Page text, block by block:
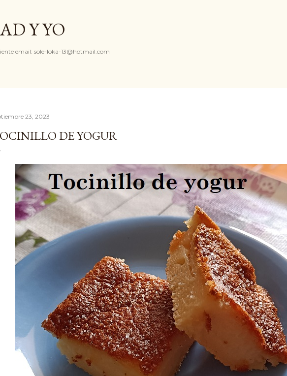
Y YO
email: sole-loka-13@hotmail.com
23, 2023
DE YOGUR